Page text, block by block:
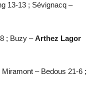
13-13 ; Sévignacq –
; Buzy –Arthez Lagor
Miramont – Bedous 21-6 ;